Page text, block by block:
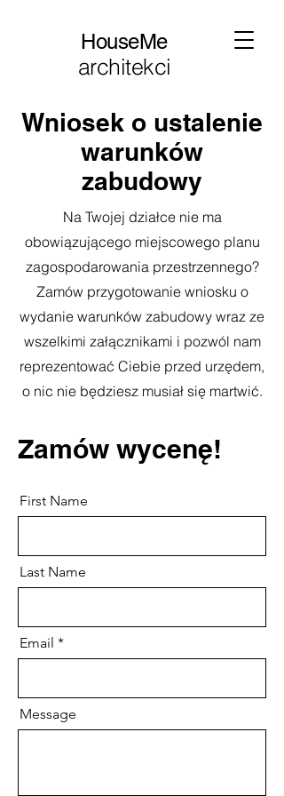
HouseMe
architekci
Wniosek o ustalenie
warunków
zabudowy
Na Twojej działce nie ma
obowiązującego miejscowego planu
zagospodarowania przestrzennego?
Zamów przygotowanie wniosku o
wydanie warunków zabudowy wraz ze
wszelkimi załącznikami i pozwól nam
reprezentować Ciebie przed urzędem,
o nic nie będziesz musiał się martwić.
Zamów wycenę!
First Name
Last Name
Email
Message